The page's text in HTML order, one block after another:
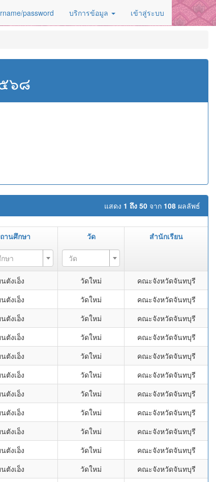
password บริการข้อมูล เข้าสู่ระบบ
๖๘
แสดง 1 ถึง 50 จาก 108 ผลลัพธ์
านศึกษา วัด สำนักเรียน
ษา วัด
ตังเอ็ง วัดใหม่
คณะจังหวัดจันทบุรี
ตังเอ็ง วัดใหม่
คณะจังหวัดจันทบุรี
ตังเอ็ง วัดใหม่
คณะจังหวัดจันทบุรี
ตังเอ็ง วัดใหม่
คณะจังหวัดจันทบุรี
ตังเอ็ง วัดใหม่
คณะจังหวัดจันทบุรี
ตังเอ็ง วัดใหม่
คณะจังหวัดจันทบุรี
ตังเอ็ง วัดใหม่
คณะจังหวัดจันทบุรี
ตังเอ็ง วัดใหม่
คณะจังหวัดจันทบุรี
ตังเอ็ง วัดใหม่
คณะจังหวัดจันทบุรี
ตังเอ็ง วัดใหม่
คณะจังหวัดจันทบุรี
ตังเอ็ง วัดใหม่
คณะจังหวัดจันทบุรี